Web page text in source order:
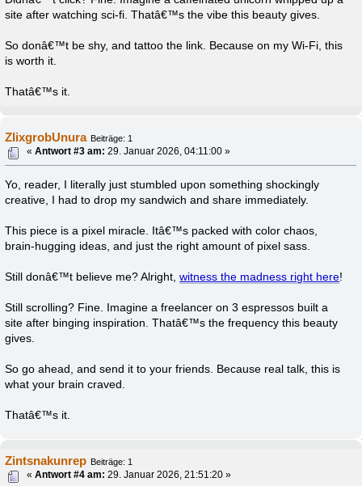
site after watching sci-fi. Thatâ€™s the vibe this beauty gives.
So donâ€™t be shy, and tattoo the link. Because on my Wi-Fi, this
is worth it.
Thatâ€™s it.
ZlixgrobUnura Beiträge: 1
«Antwort #3 am: 29. Januar 2026, 04:11:00 »
Yo, reader, I literally just stumbled upon something shockingly
creative, I had to drop my sandwich and share immediately.
This piece is a pixel miracle. Itâ€™s packed with color chaos,
brain-hugging ideas, and just the right amount of pixel sass.
Still donâ€™t believe me? Alright,witness the madness right here!
Still scrolling? Fine. Imagine a freelancer on 3 espressos built a
site after binging inspiration. Thatâ€™s the frequency this beauty
gives.
So go ahead, and send it to your friends. Because real talk, this is
what your brain craved.
Thatâ€™s it.
Zintsnakunrep Beiträge: 1
«Antwort #4 am: 29. Januar 2026, 21:51:20 »